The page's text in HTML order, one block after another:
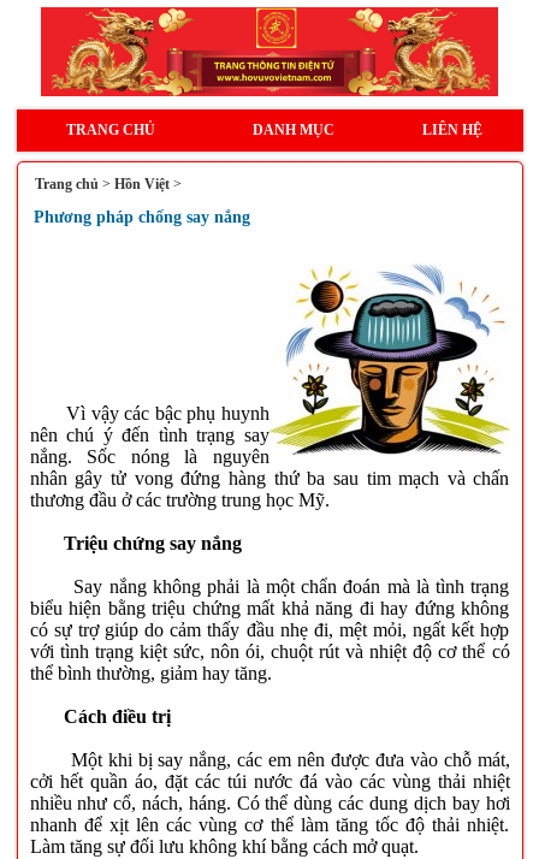
TRANG CHỦ DANH MỤC LIÊN HỆ
Trang chủ > Hồn Việt>
Phương pháp chống say nắng
Vì vậy các bậc phụ huynh
nên chú ý đến tình trạng say
nắng. Sốc nóng là nguyên
nhân gây tử vong đứng hàng thứ ba sau tim mạch và chấn
thương đầu ở các trường trung học Mỹ.
Triệu chứng say nắng
Say nắng không phải là một chẩn đoán mà là tình trạng
biểu hiện bằng triệu chứng mất khả năng đi hay đứng không
có sự trợ giúp do cảm thấy đầu nhẹ đi, mệt mỏi, ngất kết hợp
với tình trạng kiệt sức, nôn ói, chuột rút và nhiệt độ cơ thể có
thể bình thường, giảm hay tăng.
Cách điều trị
Một khi bị say nắng, các em nên được đưa vào chỗ mát,
cởi hết quần áo, đặt các túi nước đá vào các vùng thải nhiệt
nhiều như cổ, nách, háng. Có thể dùng các dung dịch bay hơi
nhanh để xịt lên các vùng cơ thể làm tăng tốc độ thải nhiệt.
Làm tăng sự đối lưu không khí bằng cách mở quạt.